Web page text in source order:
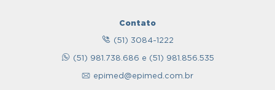
Contato
(51) 3084-1222
(51) 981.738.686 e (51) 981.856.535
epimed@epimed.com.br